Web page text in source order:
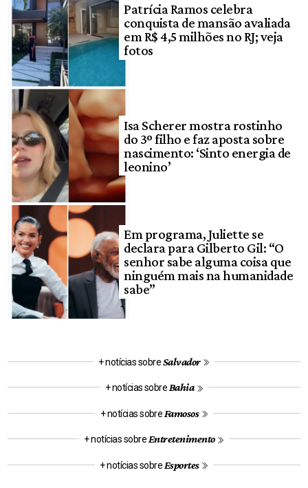
Patrícia Ramos celebra
conquista de mansão avaliada
em R$ 4,5 milhões no RJ; veja
fotos
Isa Scherer mostra rostinho
do 3º filho e faz aposta sobre
nascimento: ‘Sinto energia de
leonino’
Em programa, Juliette se
declara para Gilberto Gil: “O
senhor sabe alguma coisa que
ninguém mais na humanidade
sabe”
+ notícias sobreSalvador
+ notícias sobre Bahia
+ notícias sobre Famosos
+ notícias sobre Entretenimento
+ notícias sobre Esportes